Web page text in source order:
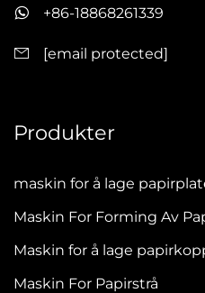
+86-18868261339
[email protected]
Produkter
maskin for å lage
Maskin For Forming Av
Maskin for å lage
Maskin For Papirstrå